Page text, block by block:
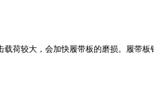
较大，会加快履带板的磨损。履带板